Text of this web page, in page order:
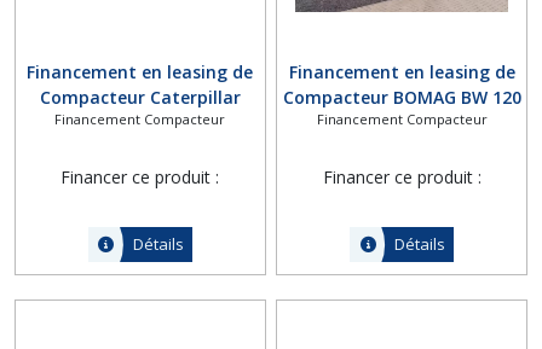
Financement en leasing de
Compacteur Caterpillar
CS78B
Financement Compacteur
Financer ce produit :
Détails
Financement en leasing de
Compacteur BOMAG BW 120
AD-5
Financement Compacteur
Financer ce produit :
Détails